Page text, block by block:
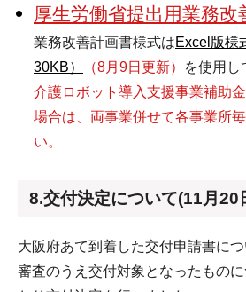
厚生労働省提出用業務改
業務改善計画書様式はExcel版様
30KB）
（8月9日更新） を使用し
介護ロボット導入支援事業補助
場合は、両事業併せて各事業所
い。
8.交付決定について(11月20
大阪府あて到着した交付申請書につ
審査のうえ交付対象となったもの